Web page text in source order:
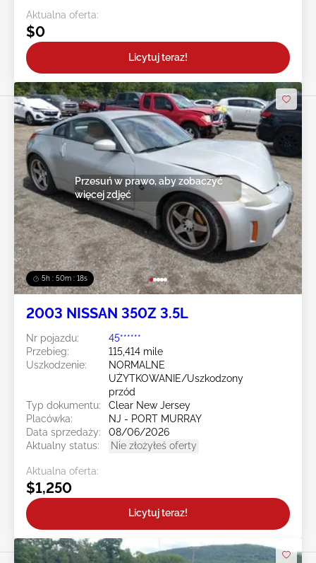
Aktualna oferta:
$0
Licytuj teraz!
5h : 50m : 16s
Przesuń w prawo, aby zobaczyć
więcej zdjęć
2003 NISSAN 350Z 3.5L
Nr pojazdu:
45******
Przebieg:
115,414 mile
Uszkodzenie:
NORMALNE
UŻYTKOWANIE/Uszkodzony
przód
Typ dokumentu:
Clear New Jersey
Placówka:
NJ - PORT MURRAY
Data sprzedaży:
08/06/2026
Aktualny status:
Nie złożyłeś oferty
Aktualna oferta:
$1,250
Licytuj teraz!